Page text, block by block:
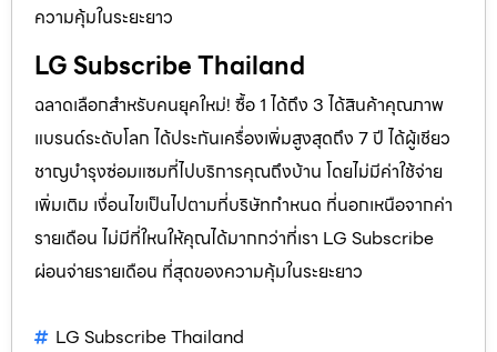
ความคุ้มในระยะยาว
LG Subscribe Thailand
ฉลาดเลือกสำหรับคนยุคใหม่! ซื้อ 1 ได้ถึง 3 ได้สินค้าคุณภาพ
แบรนด์ระดับโลก ได้ประกันเครื่องเพิ่มสูงสุดถึง 7 ปี ได้ผู้เชียว
ชาญบำรุงซ่อมแซมที่ไปบริการคุณถึงบ้าน โดยไม่มีค่าใช้จ่าย
เพิ่มเติม เงื่อนไขเป็นไปตามที่บริษัทกำหนด ที่นอกเหนือจากค่า
รายเดือน ไม่มีที่ใหนให้คุณได้มากกว่าที่เรา LG Subscribe
ผ่อนจ่ายรายเดือน ที่สุดของความคุ้มในระยะยาว
LG Subscribe Thailand